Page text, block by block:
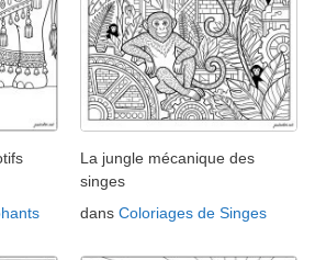
La jungle mécanique des
singes
dans Coloriages de Singes